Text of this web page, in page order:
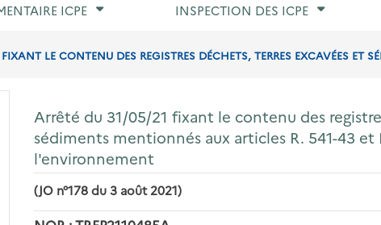
ICPE INSPECTION DES ICPE
LE CONTENU DES REGISTRES DÉCHETS, TERRES EXCAVÉES ET
Arrêté du 31/05/21 fixant le contenu des
sédiments mentionnés aux articles R. 541-43 et
l'environnement
(JO n°178 du 3 août 2021)